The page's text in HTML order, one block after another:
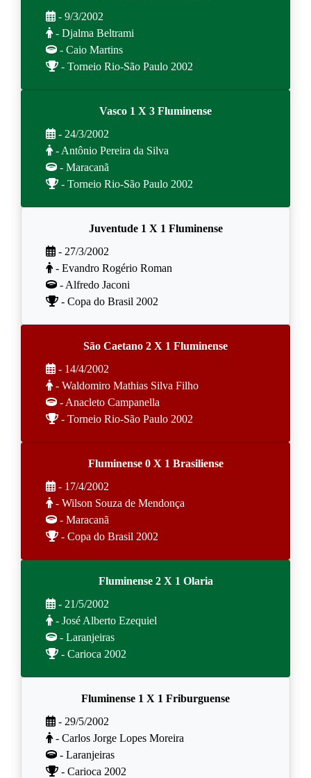
- 9/3/2002
- Djalma Beltrami
- Caio Martins
- Torneio Rio-São Paulo 2002
Vasco 1 X 3 Fluminense
- 24/3/2002
- Antônio Pereira da Silva
- Maracanã
- Torneio Rio-São Paulo 2002
Juventude 1 X 1 Fluminense
- 27/3/2002
- Evandro Rogério Roman
- Alfredo Jaconi
- Copa do Brasil 2002
São Caetano 2 X 1 Fluminense
- 14/4/2002
- Waldomiro Mathias Silva Filho
- Anacleto Campanella
- Torneio Rio-São Paulo 2002
Fluminense 0 X 1 Brasiliense
- 17/4/2002
- Wilson Souza de Mendonça
- Maracanã
- Copa do Brasil 2002
Fluminense 2 X 1 Olaria
- 21/5/2002
- José Alberto Ezequiel
- Laranjeiras
- Carioca 2002
Fluminense 1 X 1 Friburguense
- 29/5/2002
- Carlos Jorge Lopes Moreira
- Laranjeiras
- Carioca 2002